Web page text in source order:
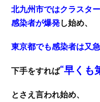
北九州市ではクラスタ
感染者が爆発し始め、
東京都でも感染者は又
下手をすれば“早くも
とさえ言われ始め、